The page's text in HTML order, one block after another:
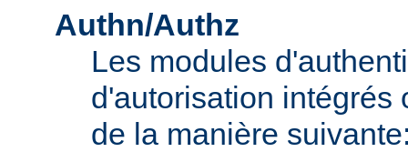
Authn/Authz
Les modules
d'autorisation intégrés
de la manière